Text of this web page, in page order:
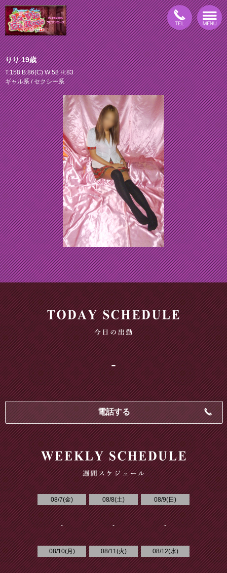
りり 19歳
T:158 B:86(C) W:58 H:83
ギャル系 / セクシー系
-
電話する
08/7(金)
-
08/8(土)
-
08/9(日 )
-
08/10(月 ) 08/11(火) 08/12(水)